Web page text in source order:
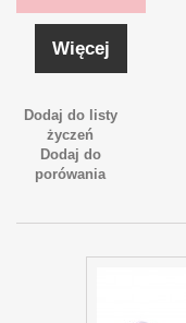
Więcej
Dodaj do listy
życzeń
Dodaj do
porówania